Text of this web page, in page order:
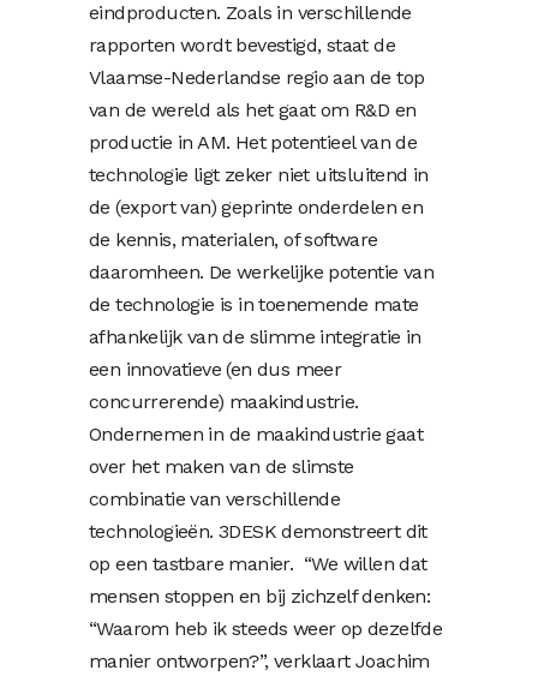
eindproducten. Zoals in verschillende
rapporten wordt bevestigd, staat de
Vlaamse-Nederlandse regio aan de top
van de wereld als het gaat om R&D en
productie in AM. Het potentieel van de
technologie ligt zeker niet uitsluitend in
de (export van) geprinte onderdelen en
de kennis, materialen, of software
daaromheen. De werkelijke potentie van
de technologie is in toenemende mate
afhankelijk van de slimme integratie in
een innovatieve (en dus meer
concurrerende) maakindustrie.
Ondernemen in de maakindustrie gaat
over het maken van de slimste
combinatie van verschillende
technologieën. 3DESK demonstreert dit
op een tastbare manier. “We willen dat
mensen stoppen en bij zichzelf denken:
“Waarom heb ik steeds weer op dezelfde
manier ontworpen?”, verklaart Joachim